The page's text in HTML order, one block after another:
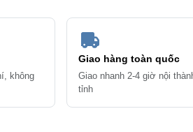
không
Giao hàng toàn quốc
Giao nhanh 2-4 giờ nội
tỉnh